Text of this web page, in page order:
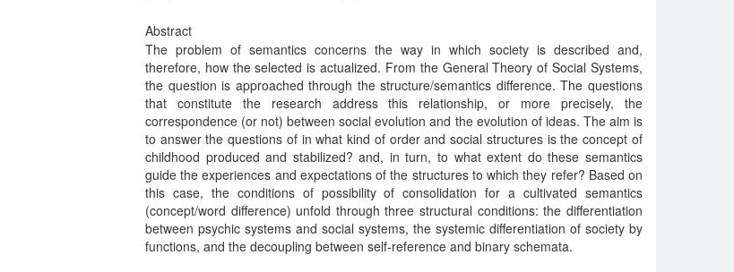
Abstract
The problem of semantics concerns the way in which society is described and,
therefore, how the selected is actualized. From the General Theory of Social Systems,
the question is approached through the structure/semantics difference. The questions
that constitute the research address this relationship, or more precisely, the
correspondence (or not) between social evolution and the evolution of ideas. The aim is
to answer the questions of in what kind of order and social structures is the concept of
childhood produced and stabilized? and, in turn, to what extent do these semantics
guide the experiences and expectations of the structures to which they refer? Based on
this case, the conditions of possibility of consolidation for a cultivated semantics
(concept/word difference) unfold through three structural conditions: the differentiation
between psychic systems and social systems, the systemic differentiation of society by
functions, and the decoupling between self-reference and binary schemata.